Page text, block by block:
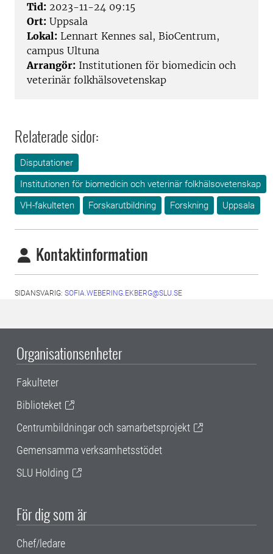
Tid: 2023-11-24 09:15
Ort: Uppsala
Lokal: Lennart Kennes sal, BioCentrum,
campus Ultuna
Arrangör: Institutionen för biomedicin och
veterinär folkhälsovetenskap
Relaterade sidor:
Disputationer
Institutionen för biomedicin och veterinär folkhälsovetenskap
VH-fakulteten
Forskarutbildning Forskning Uppsala
Kontaktinformation
SIDANSVARIG: SOFIA.WEBERING.EKBERG@SLU.SE
Organisationsenheter
Fakulteter
Biblioteket
Centrumbildningar och samarbetsprojekt
Gemensamma verksamhetsstödet
SLU Holding
För dig som är
Chef/ledare